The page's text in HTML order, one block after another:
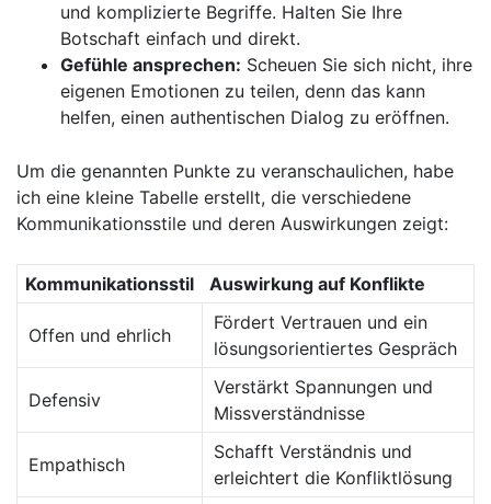
und komplizierte Begriffe. Halten ​Sie Ihre
⁢Botschaft ⁤einfach und​ direkt.
Gefühle ansprechen: Scheuen ‌Sie ⁣sich nicht, ihre
eigenen Emotionen zu teilen, denn das kann
helfen, einen authentischen Dialog zu eröffnen.
Um die genannten Punkte zu veranschaulichen, habe
ich‍ eine kleine Tabelle erstellt, ⁤die verschiedene
Kommunikationsstile⁣ und deren Auswirkungen zeigt:
Kommunikationsstil Auswirkung auf Konflikte
Offen und ehrlich
Fördert Vertrauen und ein
lösungsorientiertes Gespräch
Defensiv
Verstärkt Spannungen und
Missverständnisse
Empathisch
Schafft Verständnis und
erleichtert die Konfliktlösung